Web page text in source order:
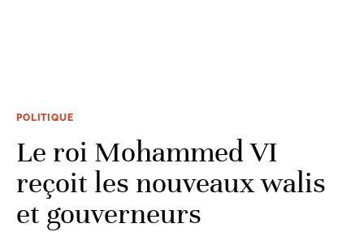
POLITIQUE
Le roi Mohammed VI
reçoit les nouveaux walis
et gouverneurs